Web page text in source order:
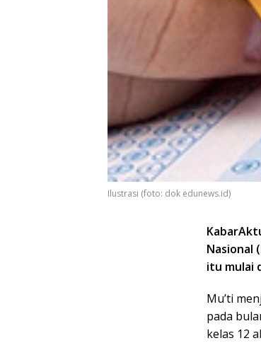
Ilustrasi (foto: dok edunews.id)
Nasional
itu mulai
Mu’ti
pada
kelas 12